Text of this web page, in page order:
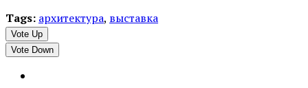
Tags: архитектура, выставка
Vote Up
Vote Down